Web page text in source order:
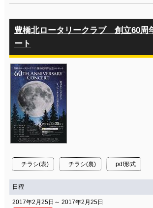
豊橋北ロータリークラブ 創立60周
ート
チラシ(表) チラシ(裏) pdf形式
日程
2017年2月25日～ 2017年2月25日